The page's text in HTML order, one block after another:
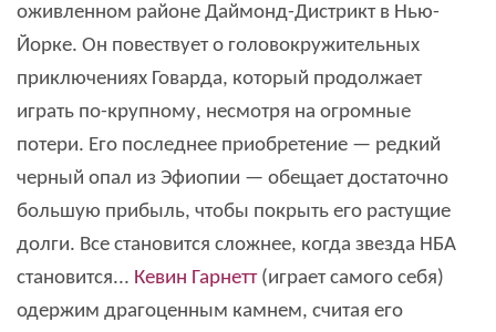
оживленном районе Даймонд-Дистрикт в Нью-
Йорке. Он повествует о головокружительных
приключениях Говарда, который продолжает
играть по-крупному, несмотря на огромные
потери. Его последнее приобретение — редкий
черный опал из Эфиопии — обещает достаточно
большую прибыль, чтобы покрыть его растущие
долги. Все становится сложнее, когда звезда НБА
становится... Кевин Гарнетт(играет самого себя)
одержим драгоценным камнем, считая его